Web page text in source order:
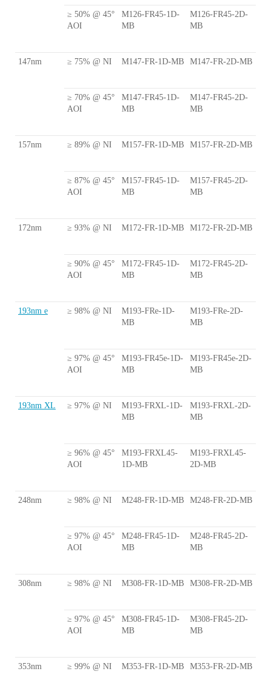
≥ 50% @ 45°
AOI
M126-FR45-1D-
MB
M126-FR45-2D-
MB
147nm ≥ 75% @ NI M147-FR-1D-MB M147-FR-2D-MB
≥ 70% @ 45°
AOI
M147-FR45-1D-
MB
M147-FR45-2D-
MB
157nm ≥ 89% @ NI M157-FR-1D-MB M157-FR-2D-MB
≥ 87% @ 45°
AOI
M157-FR45-1D-
MB
M157-FR45-2D-
MB
172nm ≥ 93% @ NI M172-FR-1D-MB M172-FR-2D-MB
≥ 90% @ 45°
AOI
M172-FR45-1D-
MB
M172-FR45-2D-
MB
193nm e ≥ 98% @ NI
M193-FRe-1D-
MB
M193-FRe-2D-
MB
≥ 97% @ 45°
AOI
M193-FR45e-1D-
MB
M193-FR45e-2D-
MB
193nm XL ≥ 97% @ NI
M193-FRXL-1D-
MB
M193-FRXL-2D-
MB
≥ 96% @ 45°
AOI
M193-FRXL45-
1D-MB
M193-FRXL45-
2D-MB
248nm ≥ 98% @ NI M248-FR-1D-MB M248-FR-2D-MB
≥ 97% @ 45°
AOI
M248-FR45-1D-
MB
M248-FR45-2D-
MB
308nm ≥ 98% @ NI M308-FR-1D-MB M308-FR-2D-MB
≥ 97% @ 45°
AOI
M308-FR45-1D-
MB
M308-FR45-2D-
MB
353nm ≥ 99% @ NI M353-FR-1D-MB M353-FR-2D-MB